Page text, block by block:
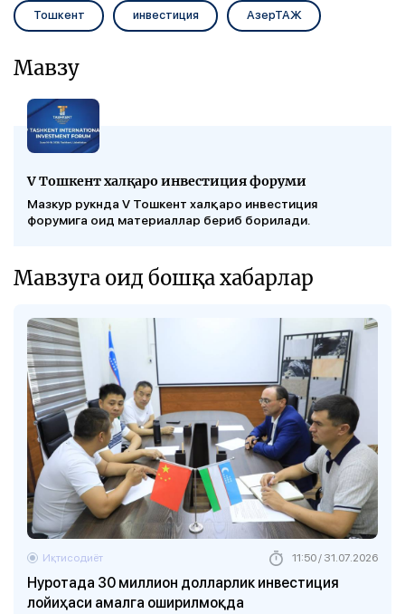
Тошкент инвестиция АзерТАЖ
Мавзу
V Тошкент халқаро инвестиция форуми
Мазкур рукнда V Тошкент халқаро инвестиция
форумига оид материаллар бериб борилади.
Мавзуга оид бошқа хабарлар
Нуротада 30 миллион долларлик инвестиция
лойиҳаси амалга оширилмоқда
Иқтисодиёт 11:50 / 31.07.2026